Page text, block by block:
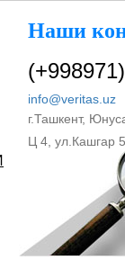
Наши
info@veritas.uz
г.Ташкент,
Ц 4, ул.Кашгар